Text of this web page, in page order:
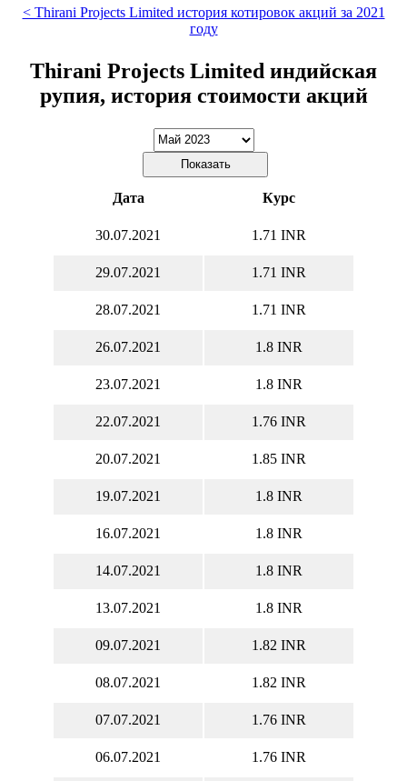
< Thirani Projects Limited история котировок акций за 2021
году
Thirani Projects Limited индийская
рупия, история стоимости акций
Дата Курс
30.07.2021 1.71 INR
29.07.2021 1.71 INR
28.07.2021 1.71 INR
26.07.2021 1.8 INR
23.07.2021 1.8 INR
22.07.2021 1.76 INR
20.07.2021 1.85 INR
19.07.2021 1.8 INR
16.07.2021 1.8 INR
14.07.2021 1.8 INR
13.07.2021 1.8 INR
09.07.2021 1.82 INR
08.07.2021 1.82 INR
07.07.2021 1.76 INR
06.07.2021 1.76 INR